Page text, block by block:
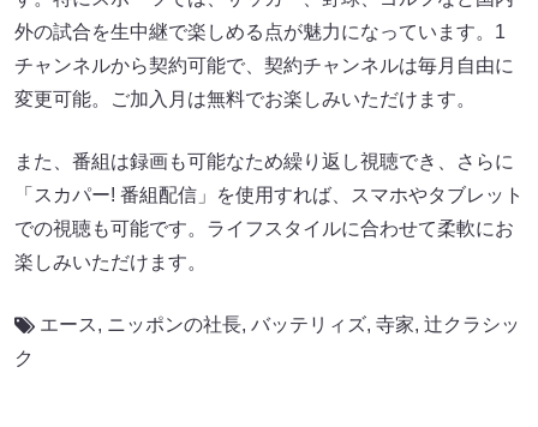
外の試合を生中継で楽しめる点が魅力になっています。1
チャンネルから契約可能で、契約チャンネルは毎月自由に
変更可能。ご加入月は無料でお楽しみいただけます。
また、番組は録画も可能なため繰り返し視聴でき、さらに
「スカパー! 番組配信」を使用すれば、スマホやタブレット
での視聴も可能です。ライフスタイルに合わせて柔軟にお
楽しみいただけます。
エース, ニッポンの社長, バッテリィズ, 寺家, 辻クラシッ
ク